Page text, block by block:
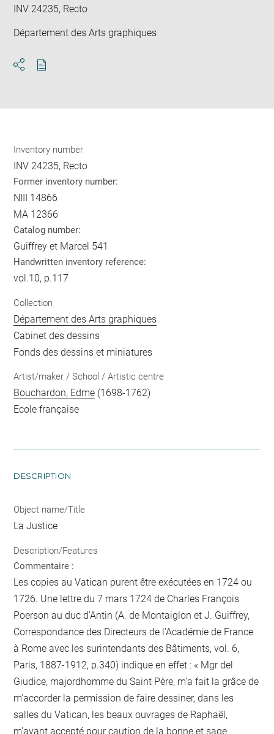
INV 24235, Recto
Département des Arts graphiques
Inventory number
INV 24235, Recto
Former inventory number:
NIII 14866
MA 12366
Catalog number:
Guiffrey et Marcel 541
Handwritten inventory reference:
vol.10, p.117
Collection
Département des Arts graphiques
Cabinet des dessins
Fonds des dessins et miniatures
Artist/maker / School / Artistic centre
Bouchardon, Edme (1698-1762)
Ecole française
DESCRIPTION
Object name/Title
La Justice
Description/Features
Commentaire :
Les copies au Vatican purent être exécutées en 1724 ou
1726. Une lettre du 7 mars 1724 de Charles François
Poerson au duc d'Antin (A. de Montaiglon et J. Guiffrey,
Correspondance des Directeurs de l'Académie de France
à Rome avec les surintendants des Bâtiments, vol. 6,
Paris, 1887-1912, p.340) indique en effet : « Mgr del
Giudice, majordhomme du Saint Père, m'a fait la grâce de
m'accorder la permission de faire dessiner, dans les
salles du Vatican, les beaux ouvrages de Raphaël,
m'ayant accepté pour caution de la bonne et sage